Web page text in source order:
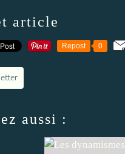
article
Repost 0
aussi :